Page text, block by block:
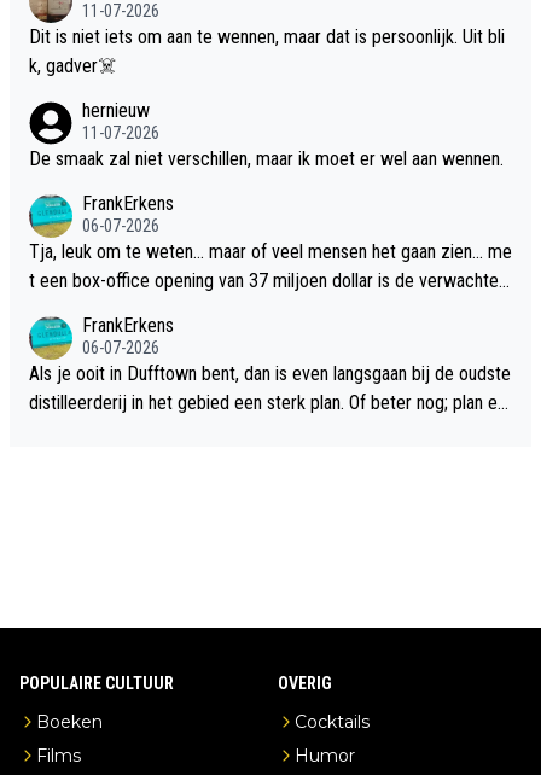
11-07-2026
Dit is niet iets om aan te wennen, maar dat is persoonlijk. Uit bli
k, gadver☠️
hernieuw
11-07-2026
De smaak zal niet verschillen, maar ik moet er wel aan wennen.
FrankErkens
06-07-2026
Tja, leuk om te weten... maar of veel mensen het gaan zien... me
t een box-office opening van 37 miljoen dollar is de verwachte
FrankErkens
06-07-2026
Als je ooit in Dufftown bent, dan is even langsgaan bij de oudste
distilleerderij in het gebied een sterk plan. Of beter nog; plan ee
POPULAIRE CULTUUR
Boeken
Films
OVERIG
Cocktails
Humor